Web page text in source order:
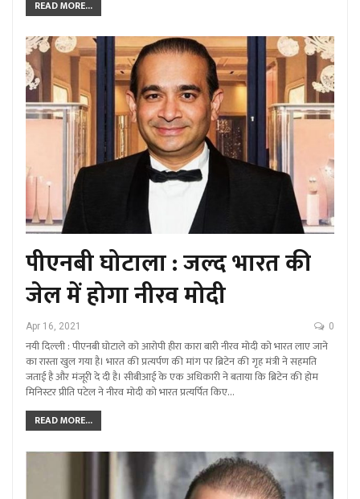
READ MORE...
पीएनबी घोटाला : जल्द भारत की
जेल में होगा नीरव मोदी
Apr 16, 2021 0
नयी दिल्ली : पीएनबी घोटाले को आरोपी हीरा कारा बारी नीरव मोदी को भारत लाए जाने
का रास्ता खुल गया है। भारत की प्रत्यर्पण की मांग पर ब्रिटेन की गृह मंत्री ने सहमति
जताई है और मंजूरी दे दी है। सीबीआई के एक अधिकारी ने बताया कि ब्रिटेन की होम
मिनिस्टर प्रीति पटेल ने नीरव मोदी को भारत प्रत्यर्पित किए…
READ MORE...